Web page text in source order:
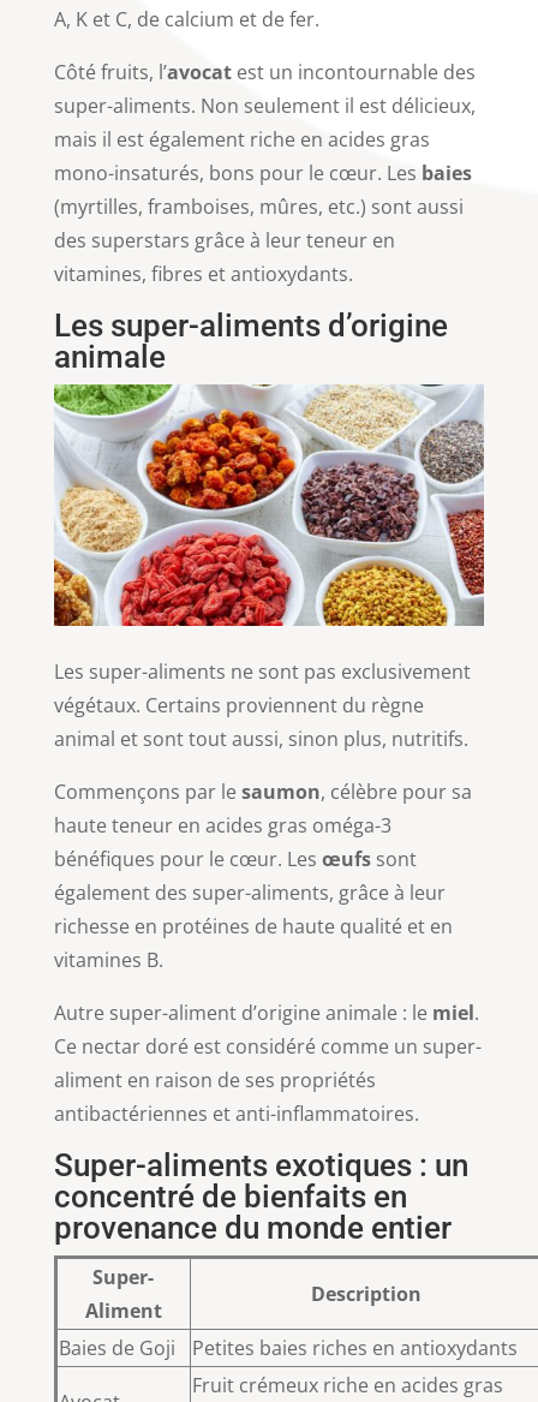
A, K et C, de calcium et de fer.
Côté fruits, l’avocatest un incontournable des
super-aliments. Non seulement il est délicieux,
mais il est également riche en acides gras
mono-insaturés, bons pour le cœur. Les baies
(myrtilles, framboises, mûres, etc.) sont aussi
des superstars grâce à leur teneur en
vitamines, fibres et antioxydants.
Les super-aliments d’origine
animale
Les super-aliments ne sont pas exclusivement
végétaux. Certains proviennent du règne
animal et sont tout aussi, sinon plus, nutritifs.
Commençons par le saumon, célèbre pour sa
haute teneur en acides gras oméga-3
bénéfiques pour le cœur. Les œufssont
également des super-aliments, grâce à leur
richesse en protéines de haute qualité et en
vitamines B.
Autre super-aliment d’origine animale : le miel.
Ce nectar doré est considéré comme un super-
aliment en raison de ses propriétés
antibactériennes et anti-inflammatoires.
Super-aliments exotiques : un
concentré de bienfaits en
provenance du monde entier
Super-
Aliment
Description
Baies de Goji Petites baies riches en antioxydants
Fruit crémeux riche en acides gras